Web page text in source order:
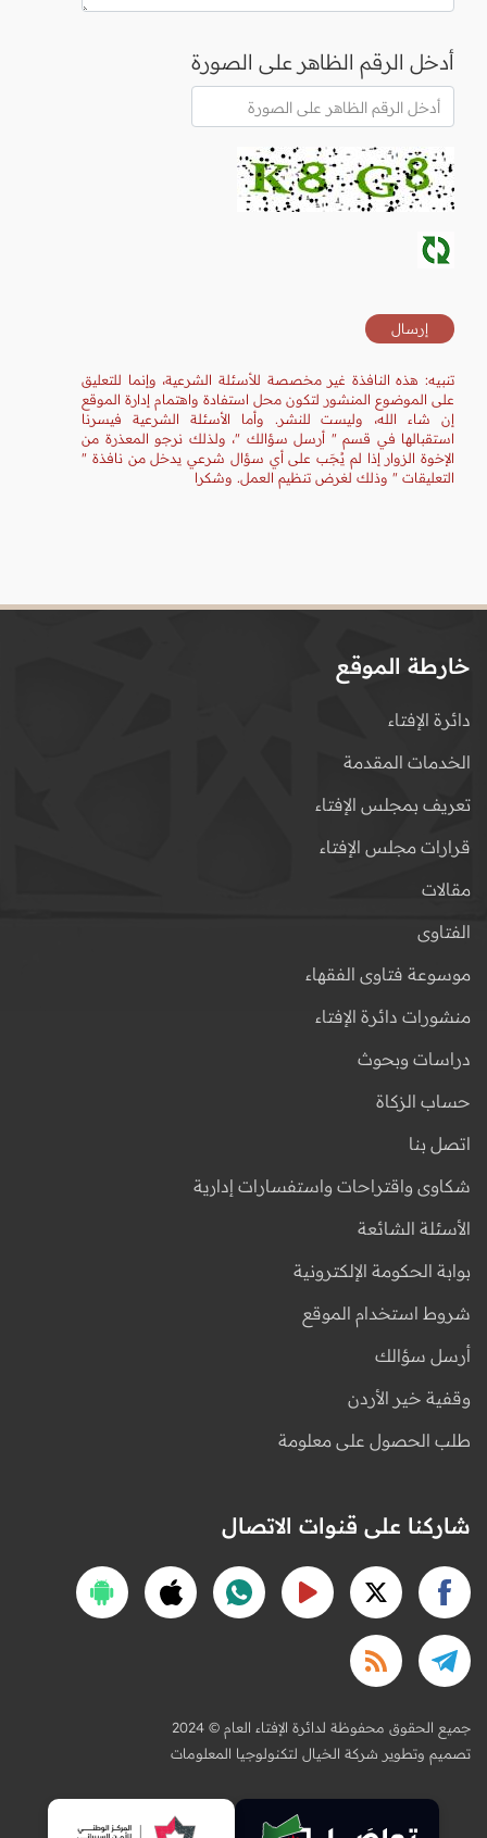
أدخل الرقم الظاهر على الصورة
تنبيه: هذه النافذة غير مخصصة للأسئلة الشرعية، وإنما للتعليق
على الموضوع المنشور لتكون محل استفادة واهتمام إدارة الموقع
إن شاء الله، وليست للنشر. وأما الأسئلة الشرعية فيسرنا
استقبالها في قسم " أرسل سؤالك "، ولذلك نرجو المعذرة من
الإخوة الزوار إذا لم يُجَب على أي سؤال شرعي يدخل من نافذة "
التعليقات " وذلك لغرض تنظيم العمل. وشكرا
خارطة الموقع
دائرة الإفتاء
الخدمات المقدمة
تعريف بمجلس الإفتاء
قرارات مجلس الإفتاء
مقالات
الفتاوى
موسوعة فتاوى الفقهاء
منشورات دائرة الإفتاء
دراسات وبحوث
حساب الزكاة
اتصل بنا
شكاوى واقتراحات واستفسارات إدارية
الأسئلة الشائعة
بوابة الحكومة الإلكترونية
شروط استخدام الموقع
أرسل سؤالك
وقفية خير الأردن
طلب الحصول على معلومة
شاركنا على قنوات الاتصال
2024 © جميع الحقوق محفوظة لدائرة الإفتاء العام
تصميم وتطوير شركة الخيال لتكنولوجيا المعلومات